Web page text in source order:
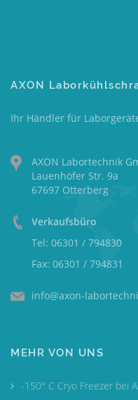
AXON
Ihr Händler für
AXON Labortechnik
Lauenhöfer Str. 9a
67697 Otterberg
Verkaufsbüro
Tel: 06301 / 794830
Fax: 06301 / 794831
info@axon-
MEHR VON UNS
-150° C Cryo Freezer bei